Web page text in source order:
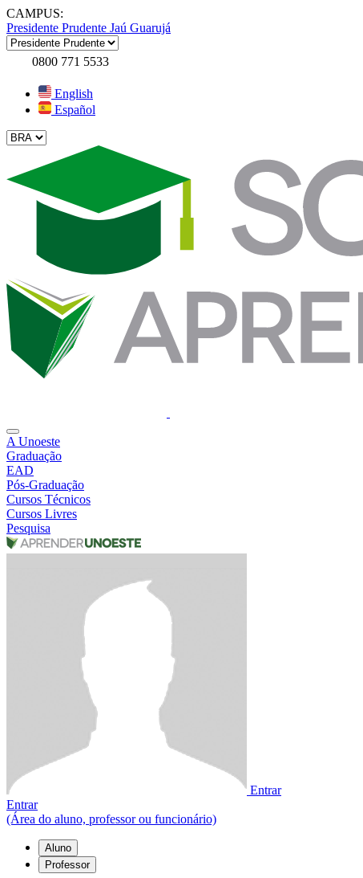
CAMPUS:
Presidente Prudente Jaú Guarujá
0800 771 5533
English
Español
A Unoeste
Graduação
EAD
Pós-Graduação
Cursos Técnicos
Cursos Livres
Pesquisa
Entrar
Entrar
(Área do aluno, professor ou funcionário)
Aluno
Professor